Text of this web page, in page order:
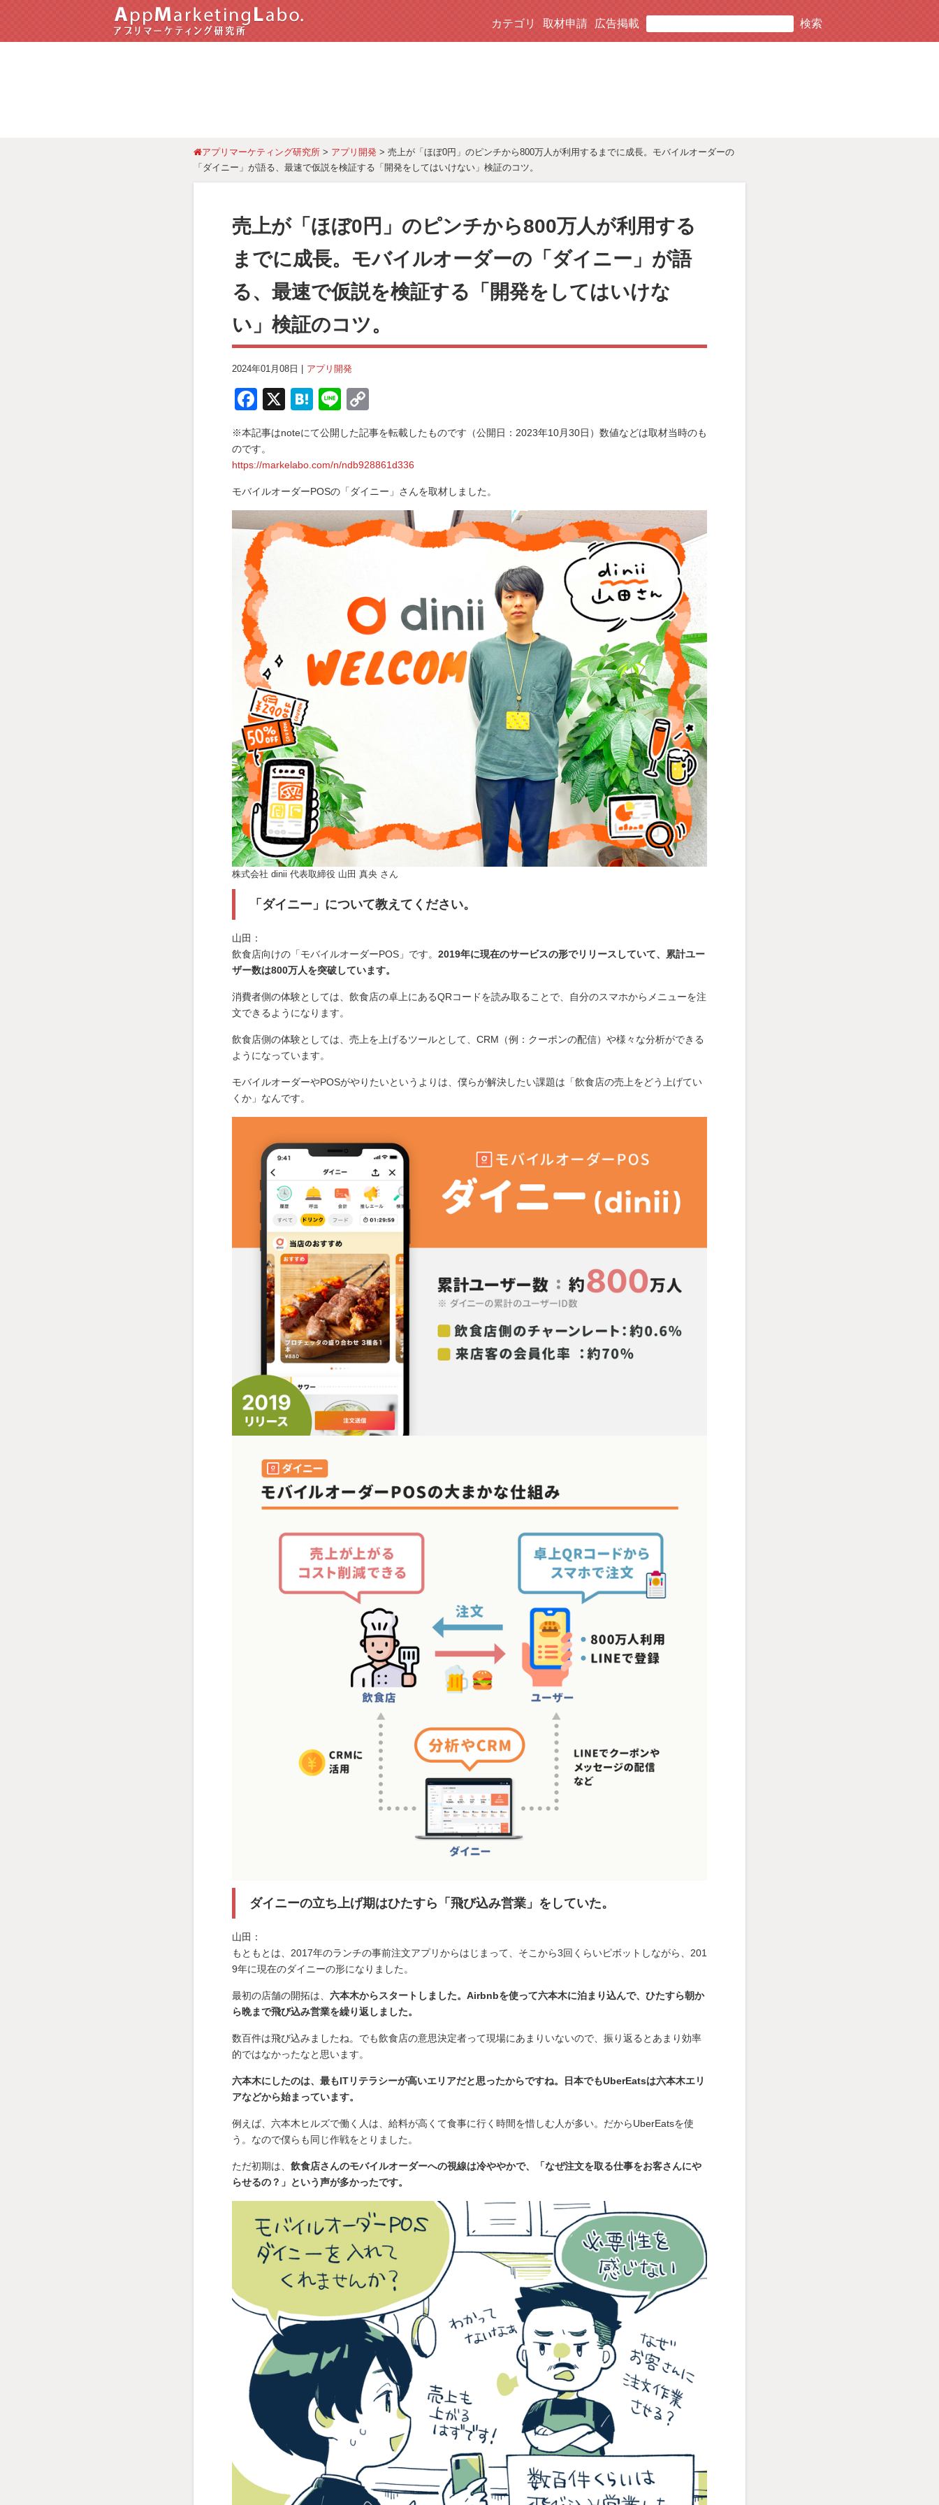
カテゴリ 取材申請 広告掲載
アプリマーケティング研究所 > アプリ開発 > 売上が「ほぼ0円」のピンチから800万人が利用するまでに成長。モバイルオーダーの
「ダイニー」が語る、最速で仮説を検証する「開発をしてはいけない」検証のコツ。
売上が「ほぼ0円」のピンチから800万人が利用する
までに成長。モバイルオーダーの「ダイニー」が語
る、最速で仮説を検証する「開発をしてはいけな
い」検証のコツ。
2024年01月08日 | アプリ開発
F
a
c
e
b
o
o
k
X
H
e
n
a
Li
e
o
p
y
Li
n
k
※本記事はnoteにて公開した記事を転載したものです（公開日：2023年10月30日）数値などは取材当時のも
のです。
https://markelabo.com/n/ndb928861d336
モバイルオーダーPOSの「ダイニー」さんを取材しました。
株式会社 dinii 代表取締役 山田 真央 さん
「ダイニー」について教えてください。
山田：
飲食店向けの「モバイルオーダーPOS」です。 2019年に現在のサービスの形でリリースしていて、累計ユー
ザー数は800万人を突破しています。
消費者側の体験としては、飲食店の卓上にあるQRコードを読み取ることで、自分のスマホからメニューを注
文できるようになります。
飲食店側の体験としては、売上を上げるツールとして、CRM（例：クーポンの配信）や様々な分析ができる
ようになっています。
モバイルオーダーやPOSがやりたいというよりは、僕らが解決したい課題は「飲食店の売上をどう上げてい
くか」なんです。
ダイニーの立ち上げ期はひたすら「飛び込み営業」をしていた。
山田：
もともとは、2017年のランチの事前注文アプリからはじまって、そこから3回くらいピボットしながら、201
9年に現在のダイニーの形になりました。
最初の店舗の開拓は、 六本木からスタートしました。Airbnbを使って六本木に泊まり込んで、ひたすら朝か
ら晩まで飛び込み営業を繰り返しました。
数百件は飛び込みましたね。でも飲食店の意思決定者って現場にあまりいないので、振り返るとあまり効率
的ではなかったなと思います。
六本木にしたのは、最もITリテラシーが高いエリアだと思ったからですね。日本でもUberEatsは六本木エリ
アなどから始まっています。
例えば、六本木ヒルズで働く人は、給料が高くて食事に行く時間を惜しむ人が多い。だからUberEatsを使
う。なので僕らも同じ作戦をとりました。
ただ初期は、 飲食店さんのモバイルオーダーへの視線は冷ややかで、「なぜ注文を取る仕事をお客さんにや
らせるの？」という声が多かったです。